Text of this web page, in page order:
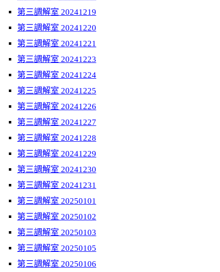
第三調解室 20241219
第三調解室 20241220
第三調解室 20241221
第三調解室 20241223
第三調解室 20241224
第三調解室 20241225
第三調解室 20241226
第三調解室 20241227
第三調解室 20241228
第三調解室 20241229
第三調解室 20241230
第三調解室 20241231
第三調解室 20250101
第三調解室 20250102
第三調解室 20250103
第三調解室 20250105
第三調解室 20250106